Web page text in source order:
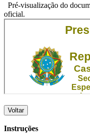
Pré-visualização do
oficial.
Voltar
Instruções